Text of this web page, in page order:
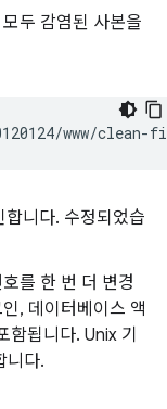
두 감염된 사본을
www/
합니다. 수정되었습
를 한 번 더 변경
, 데이터베이스 액
됩니다. Unix 기
니다.